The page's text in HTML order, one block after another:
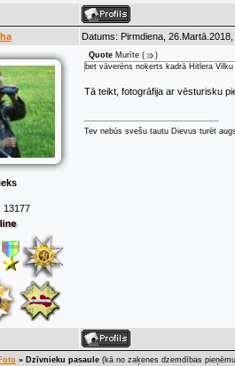
Datums: Pirmdiena,
13177
Quote Murīte (
)
bet vāverēns noķerts kadrā Hitlera
Tā teikt, fotogrāfija ar vēsturisku
Tev nebūs svešu tautu Dievus turēt
Foto » Dzīvnieku pasaule (kā no zaķenes dzemdības